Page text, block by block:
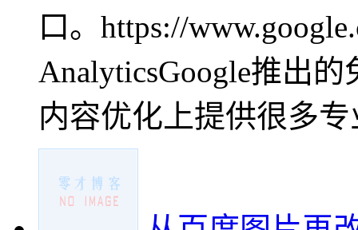
口。https://
AnalyticsGoogle推出
内容优化上提供很多